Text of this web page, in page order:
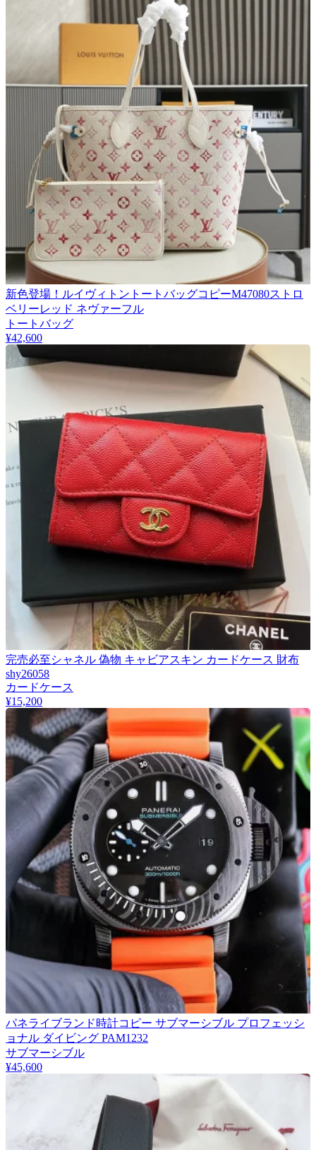
新色登場！ルイヴィトントートバッグコピーM47080ストロ
ベリーレッド ネヴァーフル
トートバッグ
¥42,600
完売必至シャネル 偽物 キャビアスキン カードケース 財布
shy26058
カードケース
¥15,200
パネライブランド時計コピー サブマーシブル プロフェッシ
ョナル ダイビング PAM1232
サブマーシブル
¥45,600